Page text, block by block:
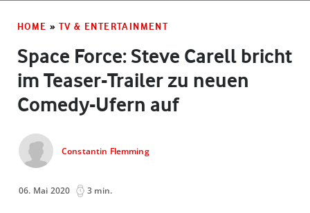
HOME » TV & ENTERTAINMENT
Space Force: Steve Carell bricht
im Teaser-Trailer zu neuen
Comedy-Ufern auf
Constantin Flemming
06. Mai 2020 3 min.